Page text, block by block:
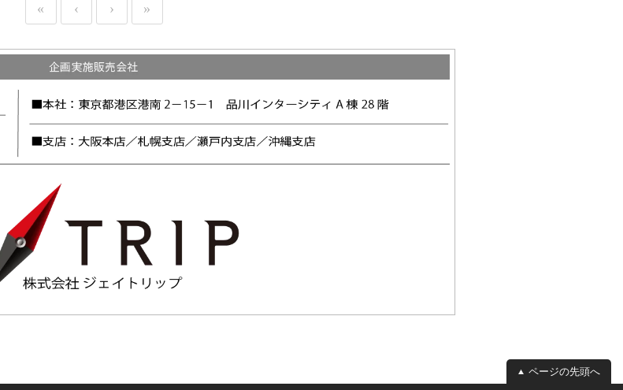
« ‹ › »
ページの先頭へ